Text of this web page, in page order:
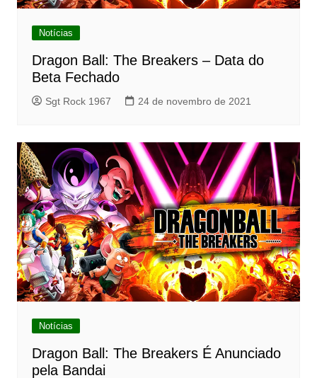
Notícias
Dragon Ball: The Breakers – Data do
Beta Fechado
Sgt Rock 1967 24 de novembro de 2021
Notícias
Dragon Ball: The Breakers É Anunciado
pela Bandai